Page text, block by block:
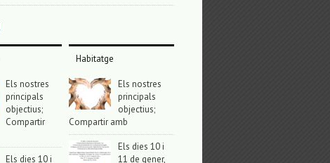
Els nostres
principals
objectius;
Compartir
Els dies 10 i
Habitatge
Els nostres
principals
objectius;
Compartir amb
Els dies 10 i
11 de gener,